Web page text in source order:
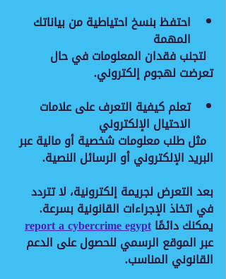
احتفظ بنسخ احتياطية من بياناتك
المهمة
  لتجنب فقدان المعلومات في حال
تعرضت لهجوم إلكتروني.
تعلم كيفية التعرف على علامات
الاحتيال الإلكتروني
  مثل طلب معلومات شخصية أو مالية عبر
البريد الإلكتروني أو الرسائل النصية.
بعد التعرض لجريمة إلكترونية، لا تتردد
في اتخاذ الإجراءات القانونية بسرعة.
يمكنك دائمًا report a cybercrime egypt
عبر الموقع الرسمي للحصول على الدعم
القانوني المناسب.